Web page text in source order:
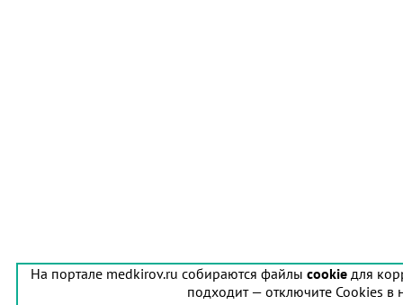
На портале medkirov.ru собираются файлы cookie для
подходит — отключите Cookies в